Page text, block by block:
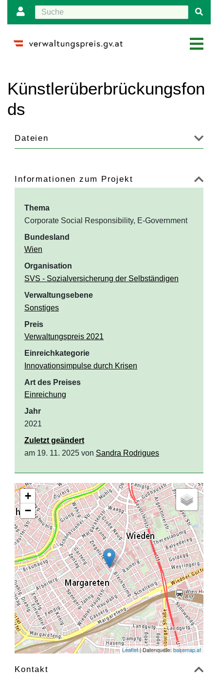
Künstlerüberbrückungsfon
ds
Dateien
Informationen zum Projekt
Thema
Corporate Social Responsibility, E-Government
Bundesland
Wien
Organisation
SVS - Sozialversicherung der Selbständigen
Verwaltungsebene
Sonstiges
Preis
Verwaltungspreis 2021
Einreichkategorie
Innovationsimpulse durch Krisen
Art des Preises
Einreichung
Jahr
2021
Zuletzt geändert
am 19. 11. 2025 von Sandra Rodrigues
+
−
Leaflet| Datenquelle: basemap.at
Kontakt